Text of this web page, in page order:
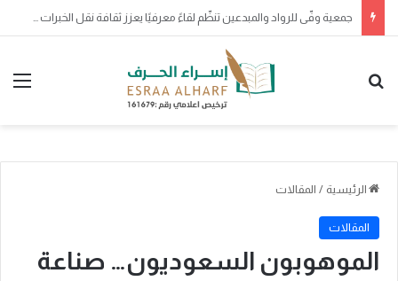
صدور موافقة خادم الحرمين الشريفين على منح وسام الملك عبدالعزيز من الدرجة الثالثة لـ200 مواطن ومواطنة لتبرع كل منهم بأحد أعضائه الرئيسة
الرئيسية / المقالات
المقالات
الموهوبون السعوديون… صناعة